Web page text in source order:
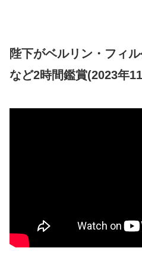
陛下がベルリン・フィ
など2時間鑑賞(2023年